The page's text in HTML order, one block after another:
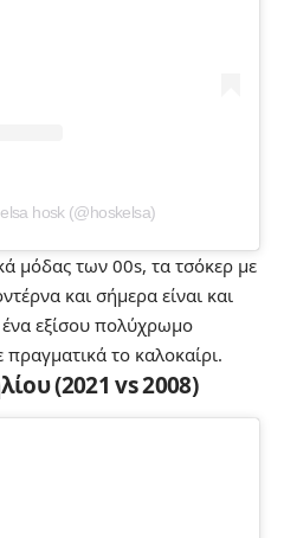
hosk (@hoskelsa)
μόδας των 00s, τα τσόκερ με
και σήμερα είναι και
εξίσου πολύχρωμο
το καλοκαίρι.
(2021 vs 2008)